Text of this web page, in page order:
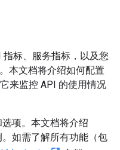
标、服务指标，以及您
本文档将介绍如何配置
来监控 API 的使用情况
项。本文档将介绍
如需了解所有功能（包